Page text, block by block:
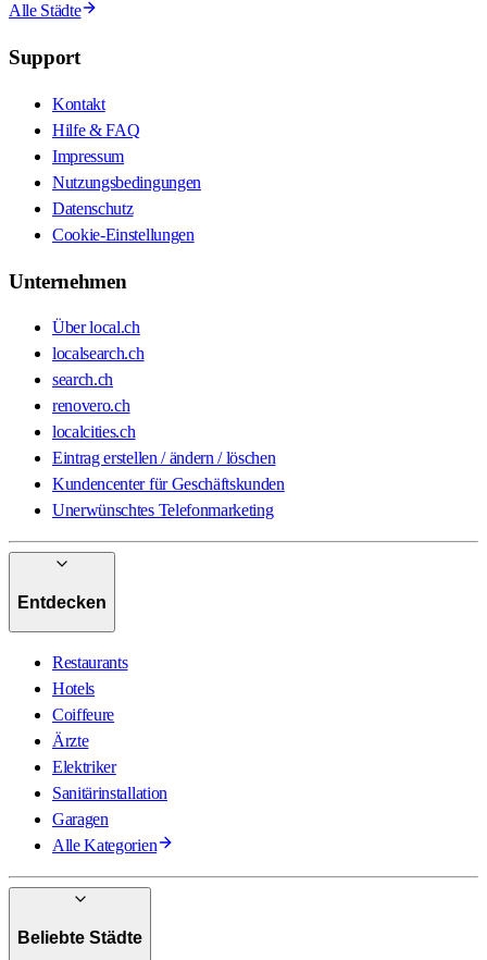
Alle Städte
Support
Kontakt
Hilfe & FAQ
Impressum
Nutzungsbedingungen
Datenschutz
Cookie-Einstellungen
Unternehmen
Über local.ch
localsearch.ch
search.ch
renovero.ch
localcities.ch
Eintrag erstellen / ändern / löschen
Kundencenter für Geschäftskunden
Unerwünschtes Telefonmarketing
Entdecken
Restaurants
Hotels
Coiffeure
Ärzte
Elektriker
Sanitärinstallation
Garagen
Alle Kategorien
Beliebte Städte